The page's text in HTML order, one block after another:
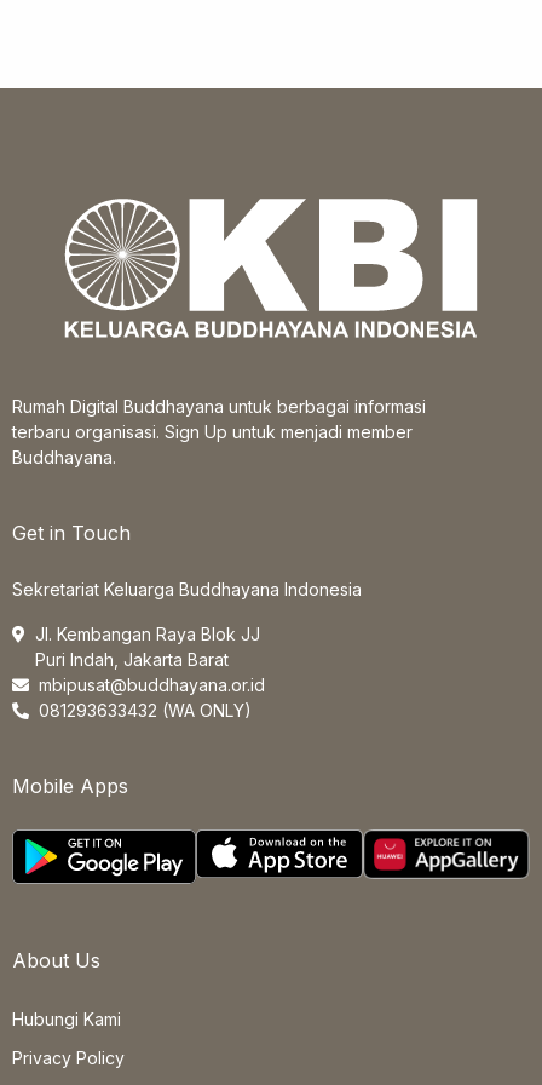
Rumah Digital Buddhayana untuk berbagai informasi
terbaru organisasi. Sign Up untuk menjadi member
Buddhayana.
Get in Touch
Sekretariat Keluarga Buddhayana Indonesia
Jl. Kembangan Raya Blok JJ
Puri Indah, Jakarta Barat
mbipusat@buddhayana.or.id
081293633432 (WA ONLY)
Mobile Apps
About Us
Hubungi Kami
Privacy Policy